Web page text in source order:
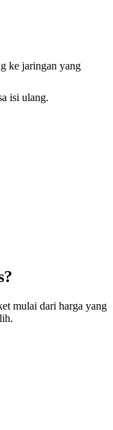
ke jaringan yang
isi ulang.
mulai dari harga yang